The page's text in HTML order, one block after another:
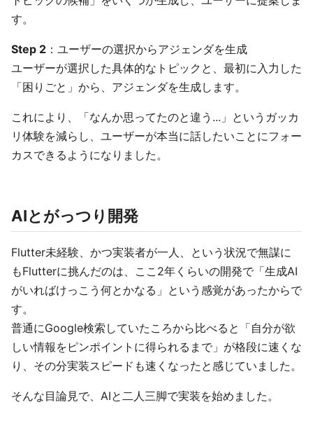
す。
Step 2 ：ユーザーの選択からアジェンダを生成
ユーザーが選択した具体的なトピックと、最初に入力した
「困りごと」から、アジェンダを生成します。
これにより、「なんか思ってたのと違う...」というガッカ
リ体験を減らし、ユーザーが本当に話したいことにフォー
カスできるようになりました。
AIとがっつり開発
Flutter未経験、かつ実装者が一人、という状況で無謀に
もFlutterに挑んだのは、ここ2年くらいの開発で「生成AI
がいればけっこう何とかなる」という感覚があったからで
す。
普通にGoogle検索していたころから比べると「自分が欲
しい情報をピンポイントに得られるまで」が格段に速くな
り、その分実装スピードも速くなったと感じていました。
そんな目論見で、AIと二人三脚で実装を始めました。